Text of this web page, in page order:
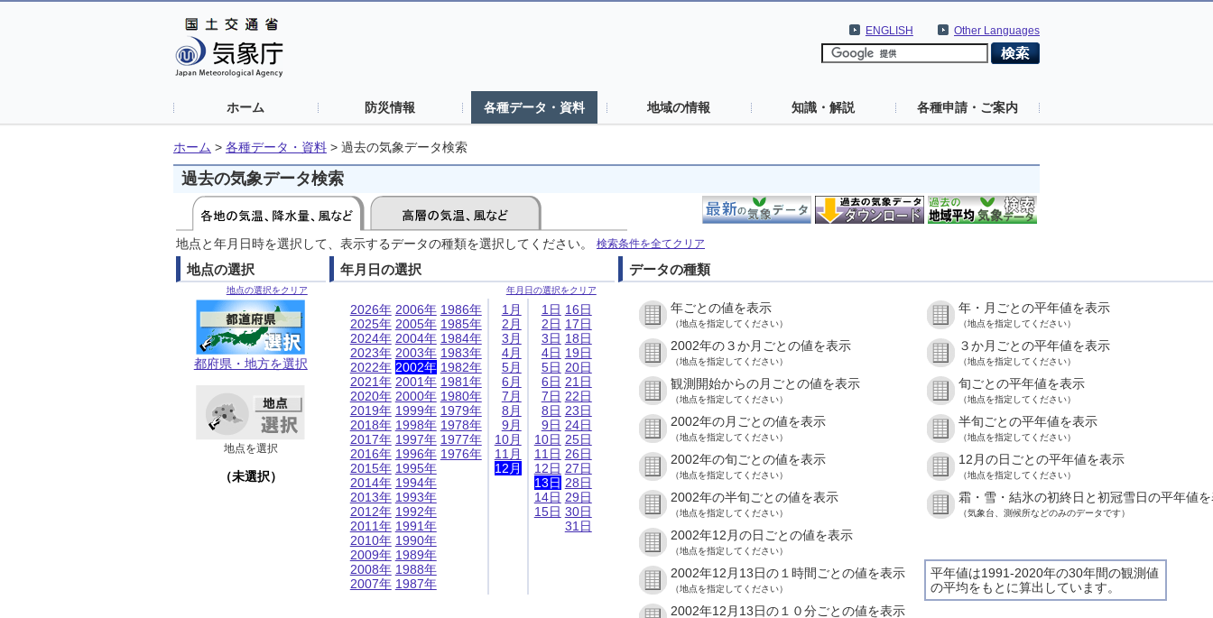
Other Languages
ENGLISH
ホーム 防災情報 各種データ・資料 地域の情報 知識・解説 各種申請・ご案内
ホーム > 各種データ・資料 > 過去の気象データ検索
過去の気象データ検索
地点と年月日時を選択して、表示するデータの種類を選択してください。 検索条件を全てクリア
地点の選択
地点の選択をクリア
都府県・地方を選択
地点を選択
（未選択）
年月日の選択
年月日の選択をクリア
2026年
2025年
2024年
2023年
2022年
2021年
2020年
2019年
2018年
2017年
2016年
2015年
2014年
2013年
2012年
2011年
2010年
2009年
2008年
2007年
2006年
2005年
2004年
2003年
2002年
2001年
2000年
1999年
1998年
1997年
1996年
1995年
1994年
1993年
1992年
1991年
1990年
1989年
1988年
1987年
1986年
1985年
1984年
1983年
1982年
1981年
1980年
1979年
1978年
1977年
1976年
1月
2月
3月
4月
5月
6月
7月
8月
9月
10月
11月
12月
1日
2日
3日
4日
5日
6日
7日
8日
9日
10日
11日
12日
13日
14日
15日
16日
17日
18日
19日
20日
21日
22日
23日
24日
25日
26日
27日
28日
29日
30日
31日
データの種類
年ごとの値を表示
（地点を指定してください）
年・月ごとの平年値を表示
（地点を指定してください）
2002年の３か月ごとの値を表示
（地点を指定してください）
３か月ごとの平年値を表示
（地点を指定してください）
観測開始からの月ごとの値を表示
（地点を指定してください）
旬ごとの平年値を表示
（地点を指定してください）
2002年の月ごとの値を表示
（地点を指定してください）
半旬ごとの平年値を表示
（地点を指定してください）
2002年の旬ごとの値を表示
（地点を指定してください）
12月の日ごとの平年値を表示
（地点を指定してください）
2002年の半旬ごとの値を表示
（地点を指定してください）
霜・雪・結氷の初終日と初冠雪日の平年値
（気象台、測候所などのみのデータです）
2002年12月の日ごとの値を表示
（地点を指定してください）
平年値は1991-2020年の30年間の観測値
の平均をもとに算出しています。
2002年12月13日の１時間ごとの値を表示
（地点を指定してください）
2002年12月13日の１０分ごとの値を表示